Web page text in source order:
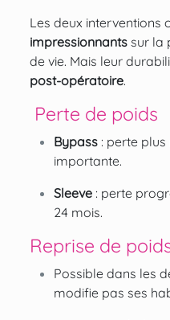
Les deux interventions
impressionnantssur la
de vie. Mais leur
post-opératoire.
Perte de poids
Bypass: perte plus
importante.
Sleeve: perte
24 mois.
Reprise de
Possible dans les
modifie pas ses